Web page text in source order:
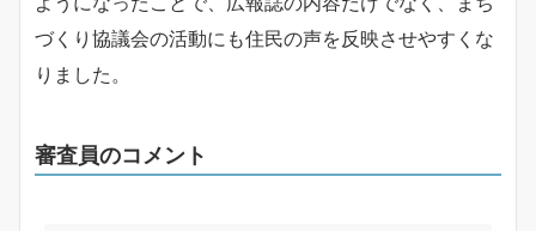
づくり協議会の活動にも住民の声を反映させやすくな
りました。
審査員のコメント